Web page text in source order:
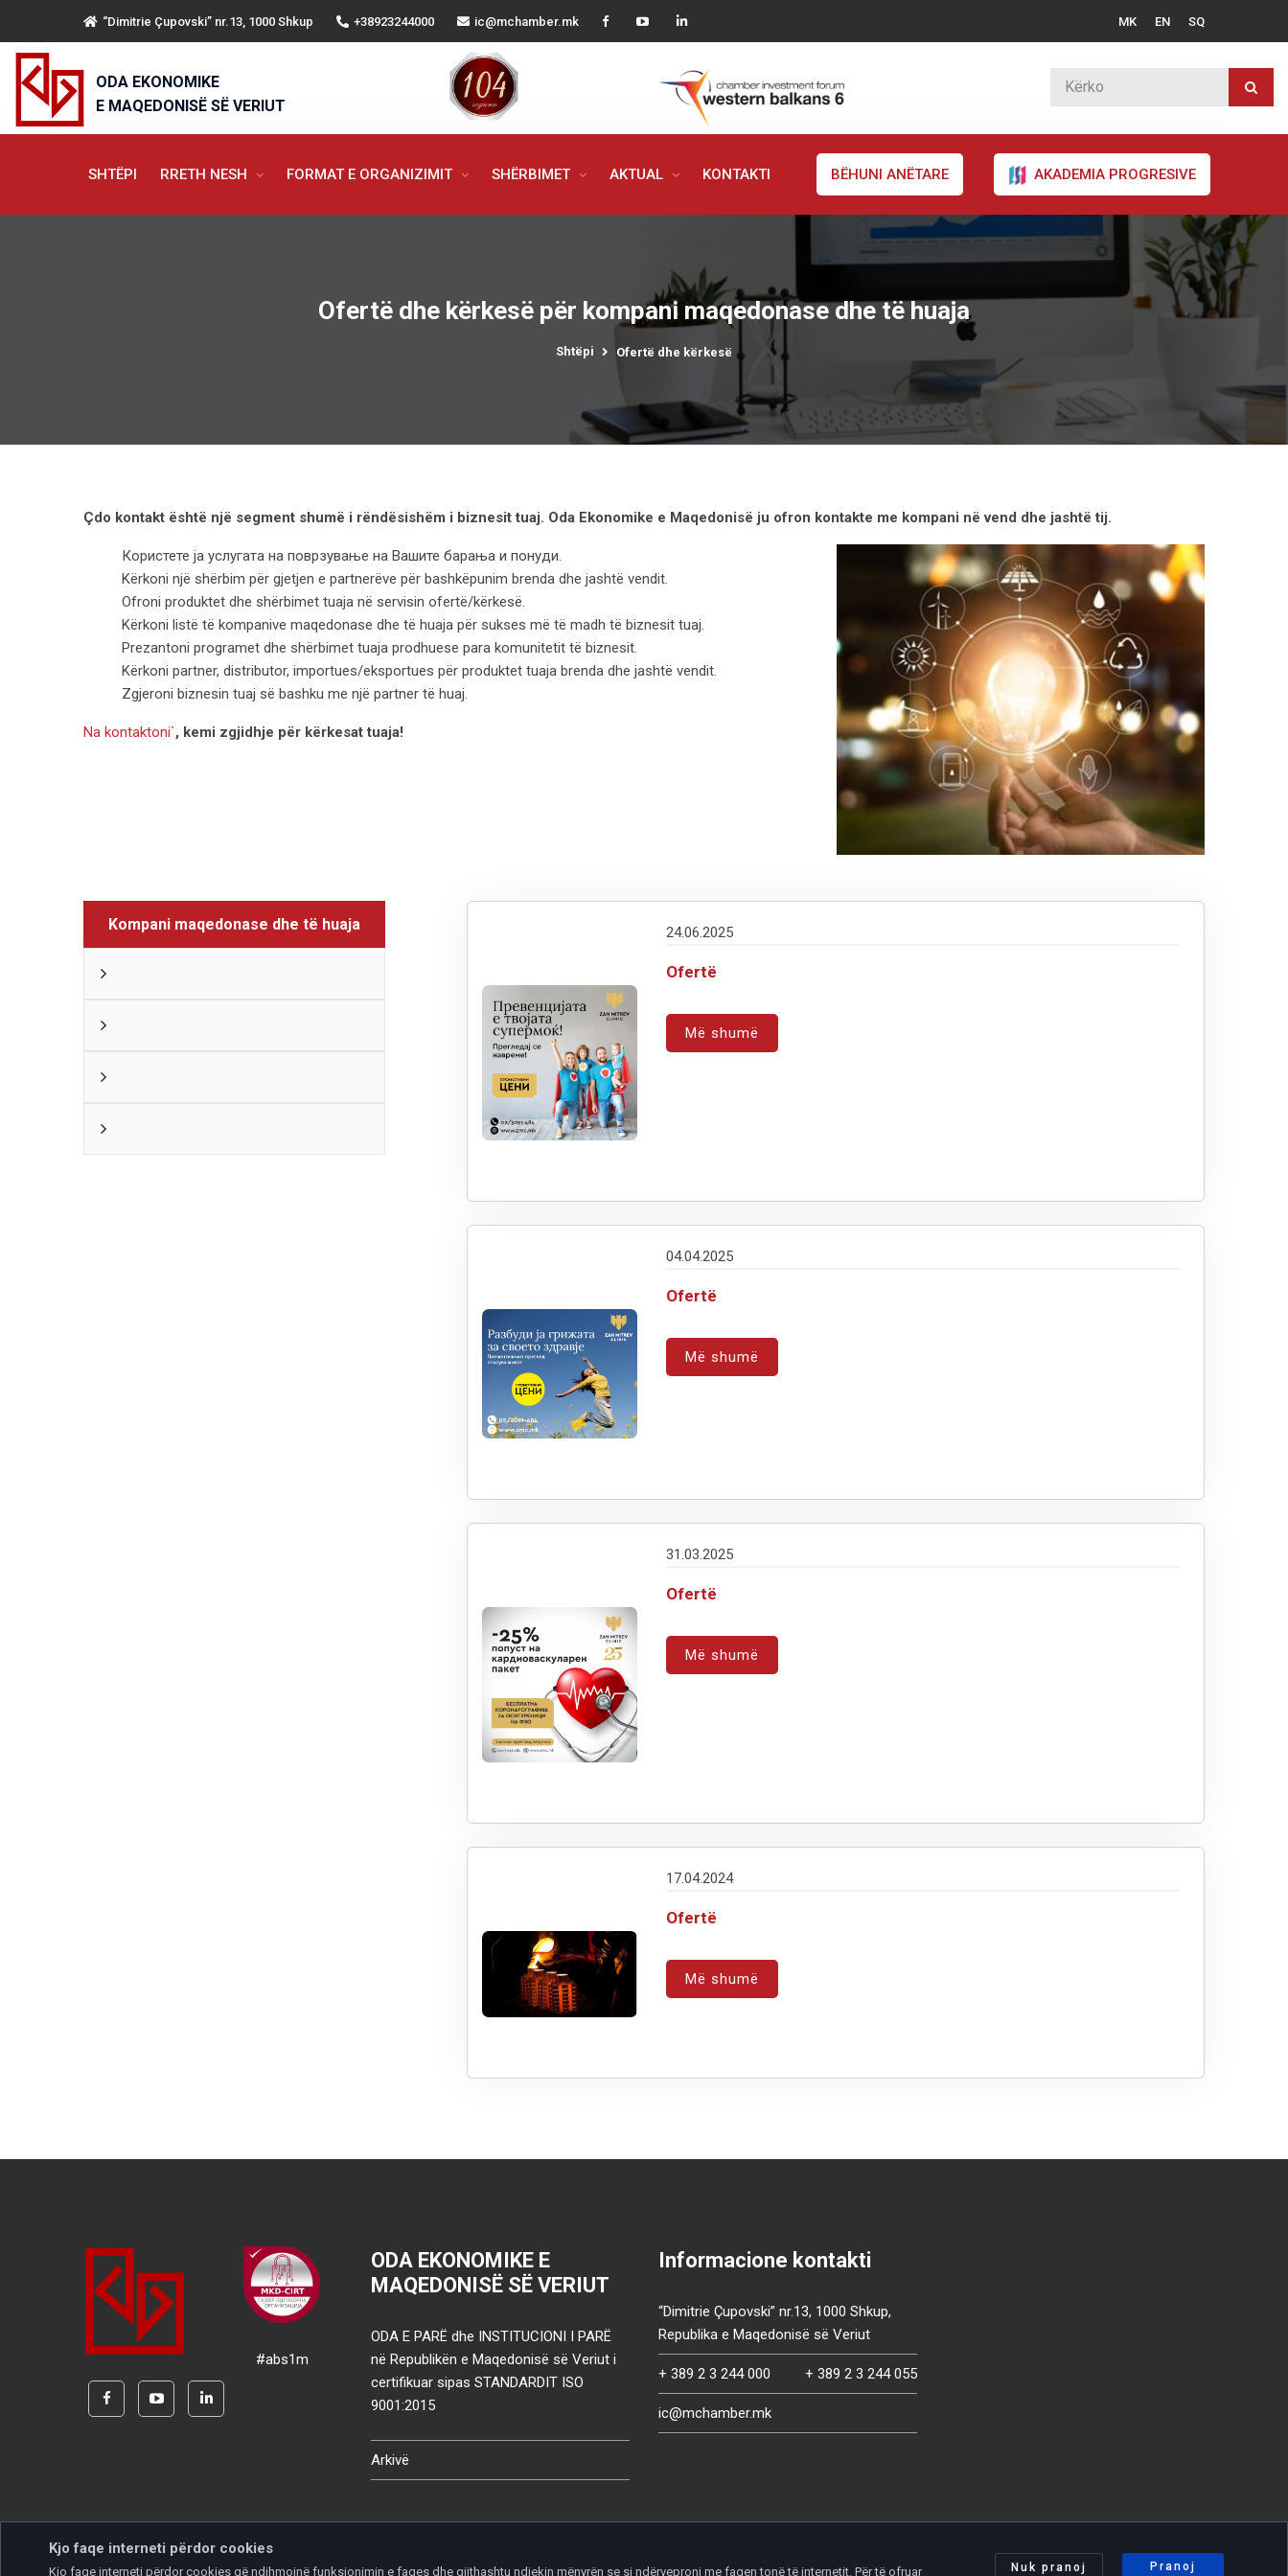
“Dimitrie Çupovski” nr.13, 1000 Shkup +38923244000 ic@mchamber.mk MK EN SQ
ODA EKONOMIKE
E MAQEDONISË SË VERIUT
SHTËPI RRETH NESH FORMAT E ORGANIZIMIT SHËRBIMET AKTUAL KONTAKTI BËHUNI ANËTARE AKADEMIA PROGRESIVE
Ofertë dhe kërkesë për kompani maqedonase dhe të huaja
Shtëpi Ofertë dhe kërkesë
Çdo kontakt është një segment shumë i rëndësishëm i biznesit tuaj. Oda Ekonomike e Maqedonisë ju ofron kontakte me kompani në vend dhe jashtë tij.
Користете ја услугата на поврзување на Вашите барања и понуди.
Kërkoni një shërbim për gjetjen e partnerëve për bashkëpunim brenda dhe jashtë vendit.
Ofroni produktet dhe shërbimet tuaja në servisin ofertë/kërkesë.
Kërkoni listë të kompanive maqedonase dhe të huaja për sukses më të madh të biznesit tuaj.
Prezantoni programet dhe shërbimet tuaja prodhuese para komunitetit të biznesit.
Kërkoni partner, distributor, importues/eksportues për produktet tuaja brenda dhe jashtë vendit.
Zgjeroni biznesin tuaj së bashku me një partner të huaj.
Na kontaktoni`, kemi zgjidhje për kërkesat tuaja!
Kompani maqedonase dhe të huaja 24.06.2025
Ofertë
Më shumë
04.04.2025
Ofertë
Më shumë
31.03.2025
Ofertë
Më shumë
17.04.2024
Ofertë
Më shumë
#abs1m
ODA EKONOMIKE E
MAQEDONISË SË VERIUT
ODA E PARË dhe INSTITUCIONI I PARË
në Republikën e Maqedonisë së Veriut i
certifikuar sipas STANDARDIT ISO
9001:2015
Arkivë
Informacione kontakti
“Dimitrie Çupovski” nr.13, 1000 Shkup,
Republika e Maqedonisë së Veriut
+ 389 2 3 244 000 + 389 2 3 244 055
ic@mchamber.mk
Kjo faqe interneti përdor cookies
Kjo faqe interneti përdor cookies që ndihmojnë funksionimin e faqes dhe gjithashtu ndjekin mënyrën se si ndërveproni me faqen tonë të internetit. Për të ofruar Nuk pranoj Pranoj